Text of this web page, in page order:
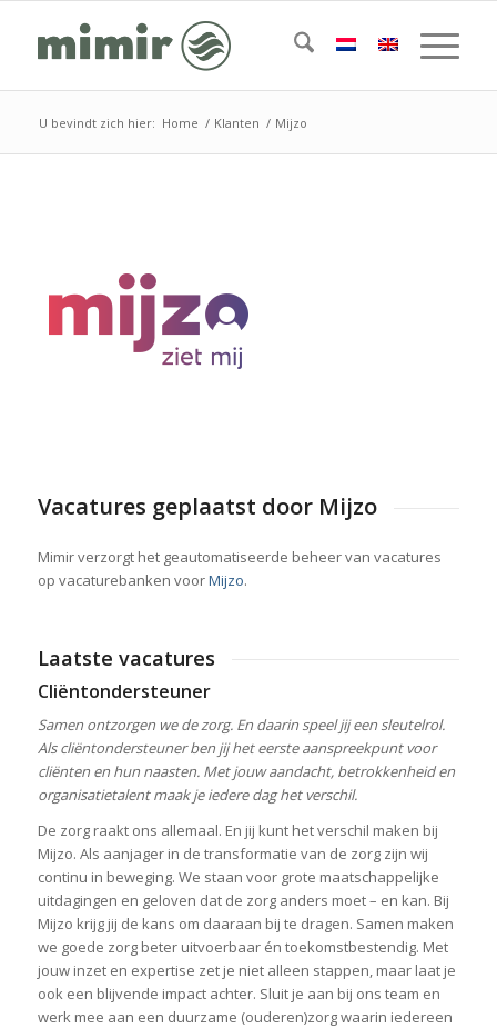
U bevindt zich hier: Home / Klanten / Mijzo
Vacatures geplaatst door Mijzo
Mimir verzorgt het geautomatiseerde beheer van vacatures
op vacaturebanken voorMijzo.
Laatste vacatures
Cliëntondersteuner
Samen ontzorgen we de zorg. En daarin speel jij een sleutelrol.
Als cliëntondersteuner ben jij het eerste aanspreekpunt voor
cliënten en hun naasten. Met jouw aandacht, betrokkenheid en
organisatietalent maak je iedere dag het verschil.
De zorg raakt ons allemaal. En jij kunt het verschil maken bij
Mijzo. Als aanjager in de transformatie van de zorg zijn wij
continu in beweging. We staan voor grote maatschappelijke
uitdagingen en geloven dat de zorg anders moet – en kan. Bij
Mijzo krijg jij de kans om daaraan bij te dragen. Samen maken
we goede zorg beter uitvoerbaar én toekomstbestendig. Met
jouw inzet en expertise zet je niet alleen stappen, maar laat je
ook een blijvende impact achter. Sluit je aan bij ons team en
werk mee aan een duurzame (ouderen)zorg waarin iedereen